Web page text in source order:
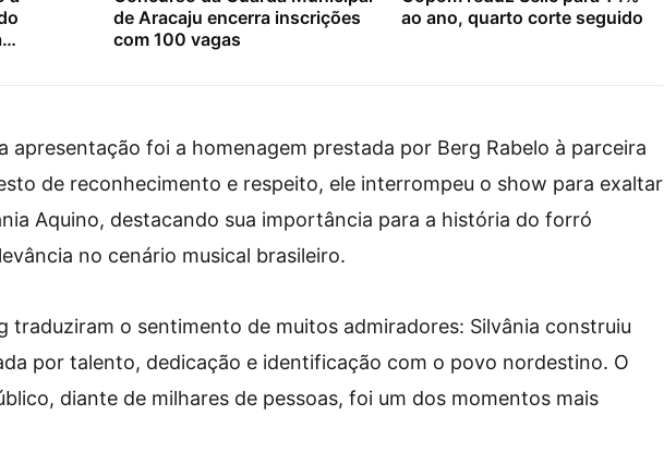
de Aracaju encerra inscrições
com 100 vagas
ao ano, quarto corte seguido
apresentação foi a homenagem prestada por Berg Rabelo à parceira
de reconhecimento e respeito, ele interrompeu o show para exaltar
Aquino, destacando sua importância para a história do forró
no cenário musical brasileiro.
traduziram o sentimento de muitos admiradores: Silvânia construiu
por talento, dedicação e identificação com o povo nordestino. O
diante de milhares de pessoas, foi um dos momentos mais